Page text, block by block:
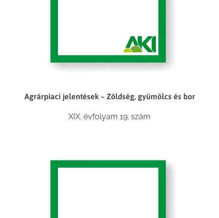
Agrárpiaci jelentések – Zöldség, gyümölcs és bor
XIX. évfolyam 19. szám